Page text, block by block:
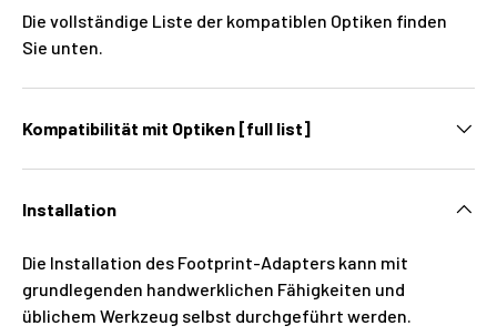
Die vollständige Liste der kompatiblen Optiken finden
Sie unten.
Kompatibilität mit Optiken [full list]
Installation
Die Installation des Footprint-Adapters kann mit
grundlegenden handwerklichen Fähigkeiten und
üblichem Werkzeug selbst durchgeführt werden.